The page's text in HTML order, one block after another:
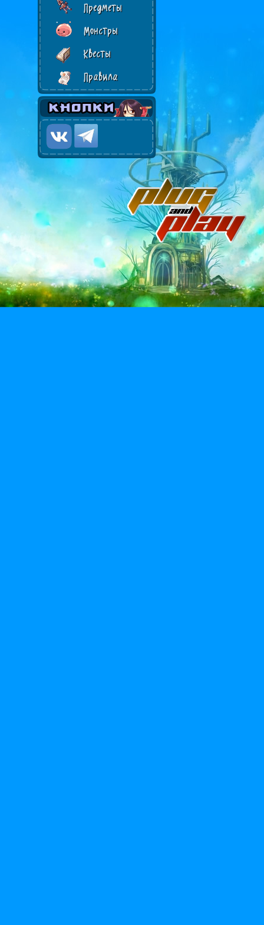
Предметы
Монстры
Квесты
Правила